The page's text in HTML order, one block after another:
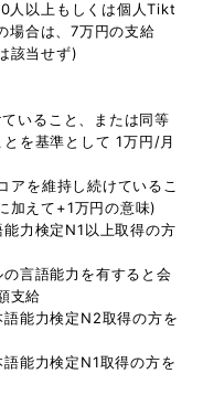
人以上もしくは個人Tikt
場合は、7万円の支給
該当せず)
いること、または同等
を基準として 1万円/月
アを維持し続けているこ
加えて+1万円の意味)
力検定N1以上取得の方
言語能力を有すると会
支給
語能力検定N2取得の方を
能力検定N1取得の方を